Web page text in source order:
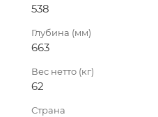
538
Глубина (мм)
663
Вес нетто (кг)
62
Страна